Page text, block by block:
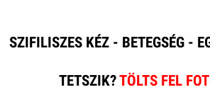
SZIFILISZES KÉZ - BETEGSÉG -
TETSZIK?TÖLTS FEL